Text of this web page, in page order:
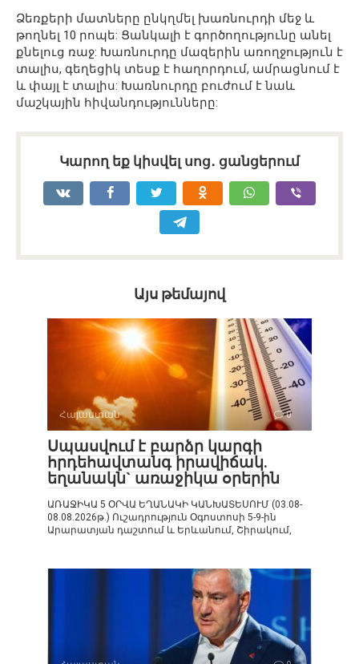
Ձեռքերի մատները ընկղմել խառնուրդի մեջ և
թողնել 10 րոպե: Ցանկալի է գործողությունը անել
քնելուց ռաջ: Խառնուրդը մազերին առողջություն է
տալիս, գեղեցիկ տեսք է հաղորդում, ամրացնում է
և փայլ է տալիս: Խառնուրդը բուժում է նաև
մաշկային հիվանդությունները:
Կարող եք կիսվել սոց․ ցանցերում
Այս թեմայով
Հայաստան 0
Սպասվում է բարձր կարգի
հրդեհավտանգ իրավիճակ.
եղանակն` առաջիկա օրերին
ԱՌԱՋԻԿԱ 5 ՕՐՎԱ ԵՂԱՆԱԿԻ ԿԱՆԽԱՏԵՍՈՒՄ (03.08-
08.08.2026թ.) Ուշադրություն Օգոստոսի 5-9-ին
Արարատյան դաշտում և Երևանում, Շիրակում,